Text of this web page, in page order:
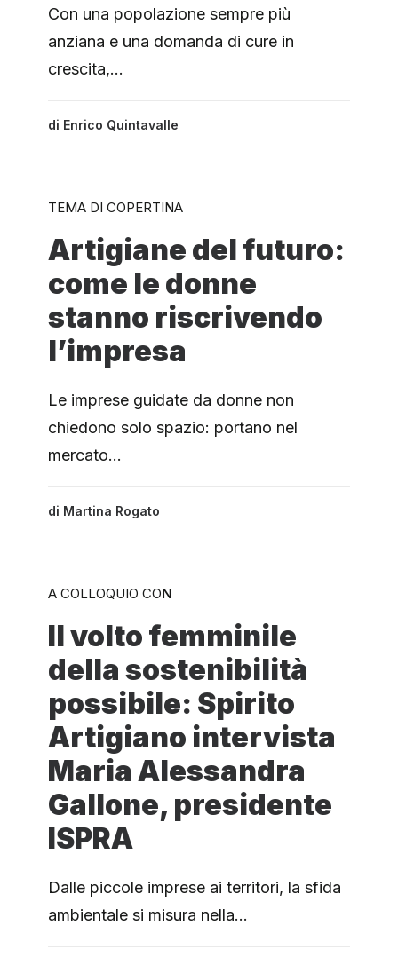
Con una popolazione sempre più
anziana e una domanda di cure in
crescita,…
di Enrico Quintavalle
TEMA DI COPERTINA
Artigiane del futuro:
come le donne
stanno riscrivendo
l’impresa
Le imprese guidate da donne non
chiedono solo spazio: portano nel
mercato…
di Martina Rogato
A COLLOQUIO CON
Il volto femminile
della sostenibilità
possibile: Spirito
Artigiano intervista
Maria Alessandra
Gallone, presidente
ISPRA
Dalle piccole imprese ai territori, la sfida
ambientale si misura nella…